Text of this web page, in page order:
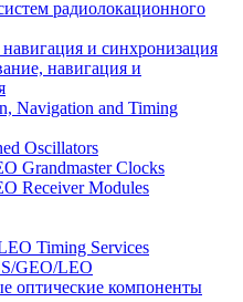
радиолокационного
и синхронизация
навигация и
Navigation and Timing
Oscillators
Grandmaster Clocks
Receiver Modules
Timing Services
GEO/LEO
оптические компоненты